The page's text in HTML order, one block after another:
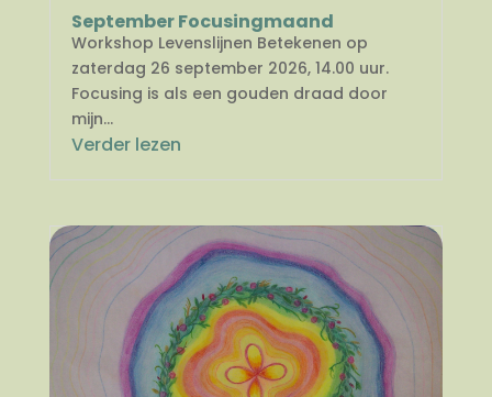
September Focusingmaand
Workshop Levenslijnen Betekenen op
zaterdag 26 september 2026, 14.00 uur.
Focusing is als een gouden draad door
mijn...
Verder lezen